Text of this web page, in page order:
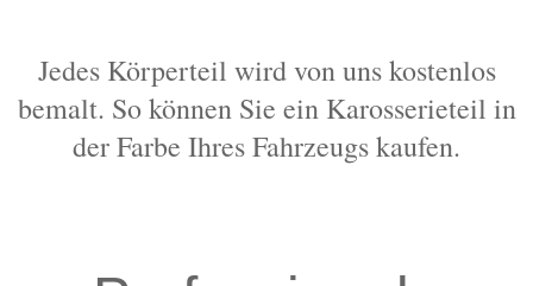
Jedes Körperteil wird von uns kostenlos
bemalt. So können Sie ein Karosserieteil in
der Farbe Ihres Fahrzeugs kaufen.